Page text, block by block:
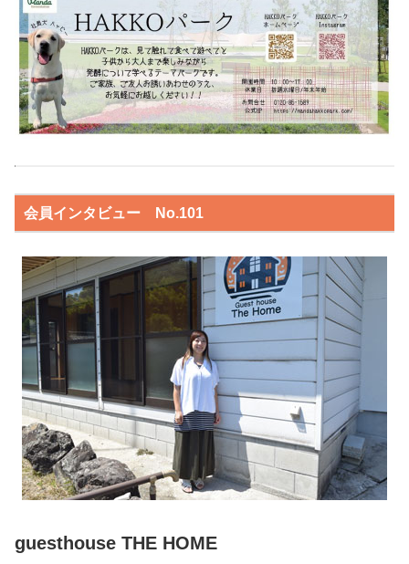
会員インタビュー No.101
guesthouse THE HOME